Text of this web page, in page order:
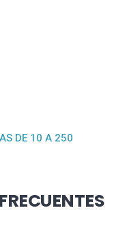
DE 10 A 250